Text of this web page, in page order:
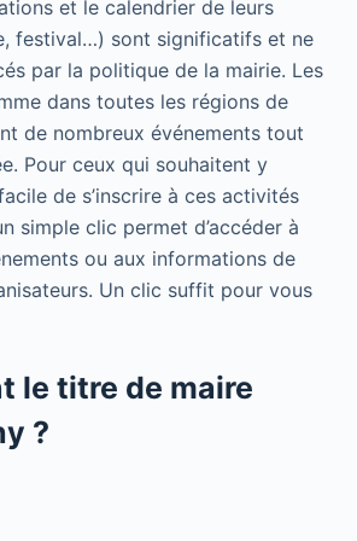
et le calendrier de leurs
festival…) sont significatifs et ne
par la politique de la mairie. Les
dans toutes les régions de
de nombreux événements tout
Pour ceux qui souhaitent y
de s’inscrire à ces activités
simple clic permet d’accéder à
ou aux informations de
Un clic suffit pour vous
le titre de maire
?